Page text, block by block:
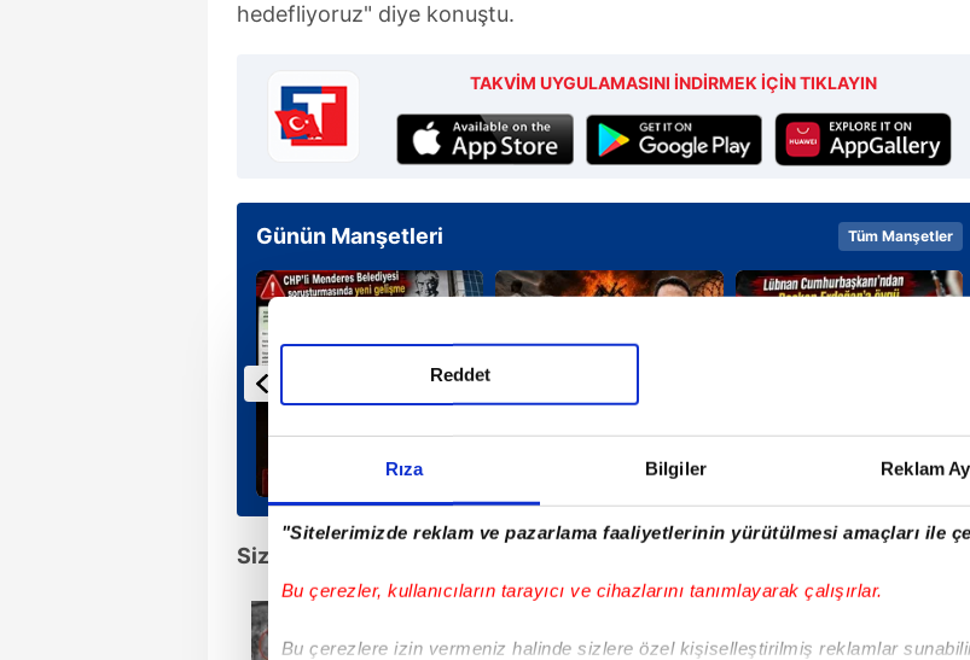
Rıza Bilgiler Reklam
"Sitelerimizde reklam ve pazarlama faaliyetlerinin yürütülmesi amaçları ile
Bu çerezler, kullanıcıların tarayıcı ve cihazlarını tanımlayarak çalışırlar.
Bu çerezlere izin vermeniz halinde sizlere özel kişiselleştirilmiş reklamlar
Reddet
hedefliyoruz" diye konuştu.
TAKVİM UYGULAMASINI İNDİRMEK İÇİN TIKLAYIN
Günün Manşetleri Tüm Manşetler
Sizin İçin Seçtiklerimiz
FETÖ'cü hain Burkay
açıkladı: Murat